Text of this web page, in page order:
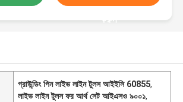
করুন
গ্রাউন্ডিং পিন লাইভ লাইন টুলস আইইসি 60855,
লাইভ লাইন টুলস ফর আর্থ সেট আইএসও ৯০০১,